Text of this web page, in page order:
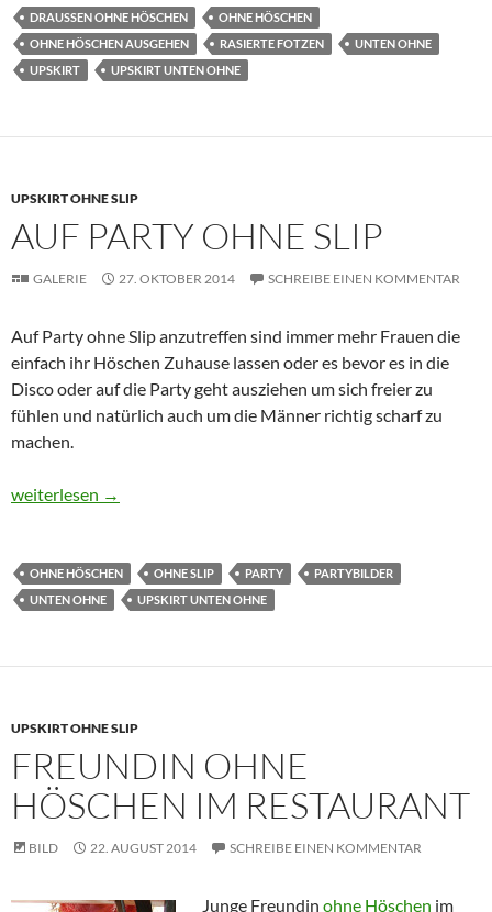
DRAUSSEN OHNE HÖSCHEN
OHNE HÖSCHEN
OHNE HÖSCHEN AUSGEHEN
RASIERTE FOTZEN
UNTEN OHNE
UPSKIRT
UPSKIRT UNTEN OHNE
UPSKIRT OHNE SLIP
AUF PARTY OHNE SLIP
GALERIE 27. OKTOBER 2014 SCHREIBE EINEN KOMMENTAR
Auf Party ohne Slip anzutreffen sind immer mehr Frauen die
einfach ihr Höschen Zuhause lassen oder es bevor es in die
Disco oder auf die Party geht ausziehen um sich freier zu
fühlen und natürlich auch um die Männer richtig scharf zu
machen.
Auf Party ohne Slip
weiterlesen →
OHNE HÖSCHEN OHNE SLIP PARTY
PARTYBILDER
UNTEN OHNE
UPSKIRT UNTEN OHNE
UPSKIRT OHNE SLIP
FREUNDIN OHNE
HÖSCHEN IM RESTAURANT
BILD 22. AUGUST 2014 SCHREIBE EINEN KOMMENTAR
Junge Freundin ohne Höschen im